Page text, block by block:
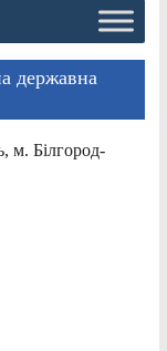
державна
м. Білгород-